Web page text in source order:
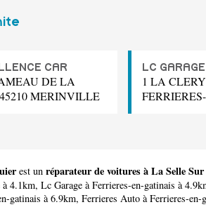
CAR
DE LA
MERINVILLE
LC GARAGE
1 LA
est un réparateur de voitures à La Selle
4.1km, Lc Garage à Ferrieres-en-gatinais à
gatinais à 6.9km, Ferrieres Auto à Ferrieres-en-